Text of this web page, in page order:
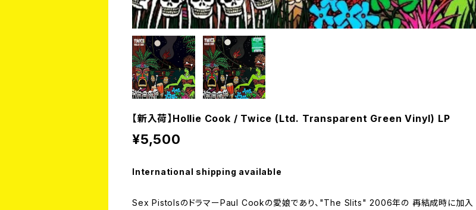
【新入荷】Hollie Cook / Twice (Ltd. Transparent Green Vinyl) LP
¥5,500
International shipping available
Sex PistolsのドラマーPaul Cookの愛娘であり、"The Slits" 2006年の 再結成時に加入